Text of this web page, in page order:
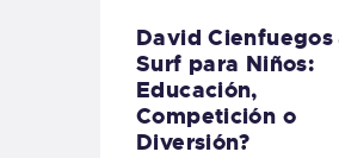
David Cienfuegos
Surf para Niños:
Educación,
Competición o
Diversión?